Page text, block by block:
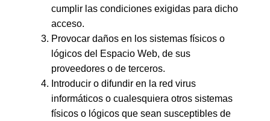
cumplir las condiciones exigidas para dicho
acceso.
Provocar daños en los sistemas físicos o
lógicos del Espacio Web, de sus
proveedores o de terceros.
Introducir o difundir en la red virus
informáticos o cualesquiera otros sistemas
físicos o lógicos que sean susceptibles de